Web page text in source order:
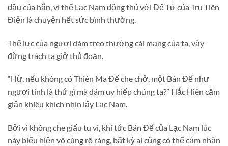
đầu của hắn, vì thế Lạc Nam động thủ với Đế Tử của Tru Tiên
Điện là chuyện hết sức bình thường.
Thế lực của ngươi dám treo thưởng cái mạng của ta, vậy
đừng trách ta giở thủ đoạn.
“Hừ, nếu không có Thiên Ma Đế che chở, một Bán Đế như
ngươi tính là thứ gì mà dám uy hiếp chúng ta?” Hắc Hiên căm
giận khiêu khích nhìn lấy Lạc Nam.
Bởi vì không che giấu tu vi, khí tức Bán Đế của Lạc Nam lúc
này biểu hiện vô cùng rõ ràng, bất kỳ ai cũng có thể cảm nhận